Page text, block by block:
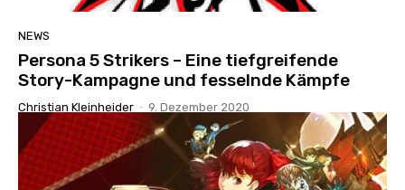
NEWS
Persona 5 Strikers – Eine tiefgreifende
Story-Kampagne und fesselnde Kämpfe
Christian Kleinheider - 9. Dezember 2020